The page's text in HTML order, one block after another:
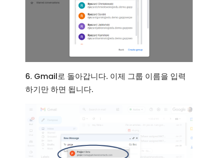
6. Gmail로 돌아갑니다. 이제 그룹 이름을 입력
하기만 하면 됩니다.